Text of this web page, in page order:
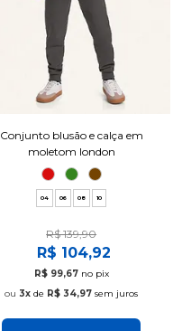
Conjunto blusão e calça em
moletom london
04 06 08 10
R$ 139,90
R$ 104,92
R$ 99,67 no pix
3x de R$ 34,97 sem juros